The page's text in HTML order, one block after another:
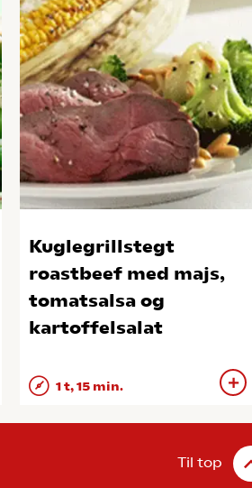
Kuglegrillstegt
roastbeef med majs,
tomatsalsa og
kartoffelsalat
1 t, 15 min.
Til top